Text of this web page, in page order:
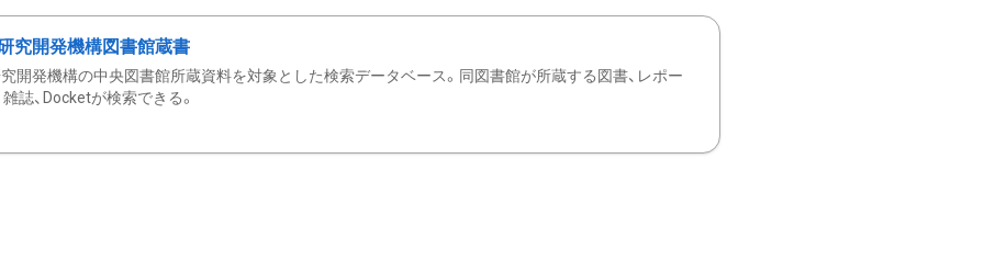
究開発機構図書館蔵書
開発機構の中央図書館所蔵資料を対象とした検索データベース。同図書館が所蔵する図書、レポー
雑誌、Docketが検索できる。